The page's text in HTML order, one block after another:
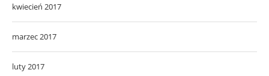
kwiecień 2017
marzec 2017
luty 2017